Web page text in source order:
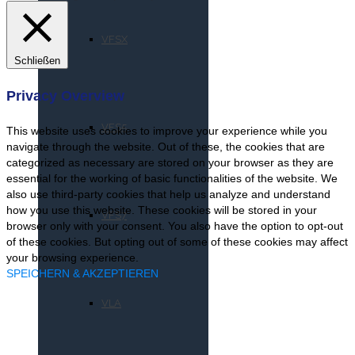
U-B100
U-BXP100
VFSX
VFS5
VFS7
VLA
Schließen
Privacy Overview
This website uses cookies to improve your experience while you
navigate through the website. Out of these, the cookies that are
categorized as necessary are stored on your browser as they are
essential for the working of basic functionalities of the website. We
also use third-party cookies that help us analyze and understand
how you use this website. These cookies will be stored in your
browser only with your consent. You also have the option to opt-out
of these cookies. But opting out of some of these cookies may affect
your browsing experience.
SPEICHERN & AKZEPTIEREN